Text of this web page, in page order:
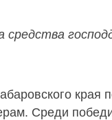
средства
края
Среди